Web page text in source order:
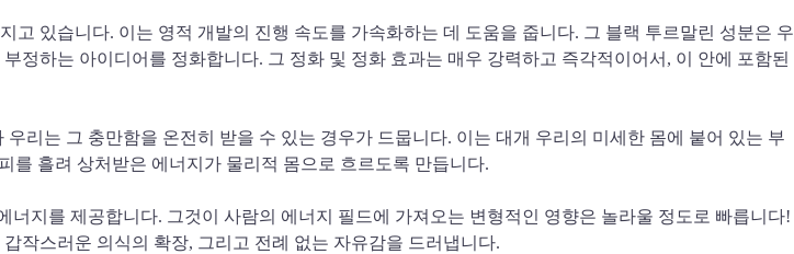
고 있습니다. 이는 영적 개발의 진행 속도를 가속화하는 데 도움을 줍니다. 그 블랙 투르말린 성분은 우
정하는 아이디어를 정화합니다. 그 정화 및 정화 효과는 매우 강력하고 즉각적이어서, 이 안에 포함된
리는 그 충만함을 온전히 받을 수 있는 경우가 드뭅니다. 이는 대개 우리의 미세한 몸에 붙어 있는 부
흘려 상처받은 에너지가 물리적 몸으로 흐르도록 만듭니다.
너지를 제공합니다. 그것이 사람의 에너지 필드에 가져오는 변형적인 영향은 놀라울 정도로 빠릅니다!
작스러운 의식의 확장, 그리고 전례 없는 자유감을 드러냅니다.